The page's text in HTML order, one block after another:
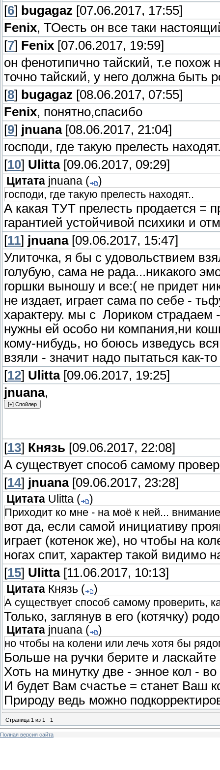
[6] bugagaz [07.06.2017, 17:55]
Fenix, ТОесть он все таки
[7] Fenix [07.06.2017, 19:59]
он фенотипично тайский, т.е похож
точно тайский, у него должна быть
[8] bugagaz [08.06.2017, 07:55]
Fenix, понятно,спасибо
[9] jnuana[08.06.2017, 21:04]
господи, где такую прелесть
[10] Ulitta[09.06.2017, 09:29]
Цитата jnuana (
)
господи, где такую прелесть находят..
А какая ТУТ прелесть продается =
гарантией устойчивой психики и
[11] jnuana[09.06.2017, 15:47]
Улиточка, я бы с удовольствием
голубую, сама не рада...никакого
горшки выношу и все:( не придет
не издает, играет сама по себе -
характеру. мы с Лориком страдаем
нужны ей особо ни компания,ни
кому-нибудь, но боюсь изведусь
взяли - значит надо пытаться как-
[12] Ulitta[09.06.2017, 19:25]
jnuana,
[13] Князь [09.06.2017, 22:08]
А существует способ самому
[14] jnuana[09.06.2017, 23:28]
Цитата Ulitta (
)
Приходит ко мне - на моё к ней...
вот да, если самой инициативу
играет (котенок же), но чтобы на
ногах спит, характер такой видимо
[15] Ulitta[11.06.2017, 10:13]
Цитата Князь (
)
А существует способ самому проверить,
Только, заглянув в его (котячку)
Цитата jnuana (
)
но чтобы на колени или лечь хотя бы
Больше на ручки берите и
Хоть на минутку две - энное кол -
И будет Вам счастье = станет Ваш
Природу ведь можно
Страница 1 из 1 1
Полная версия сайта